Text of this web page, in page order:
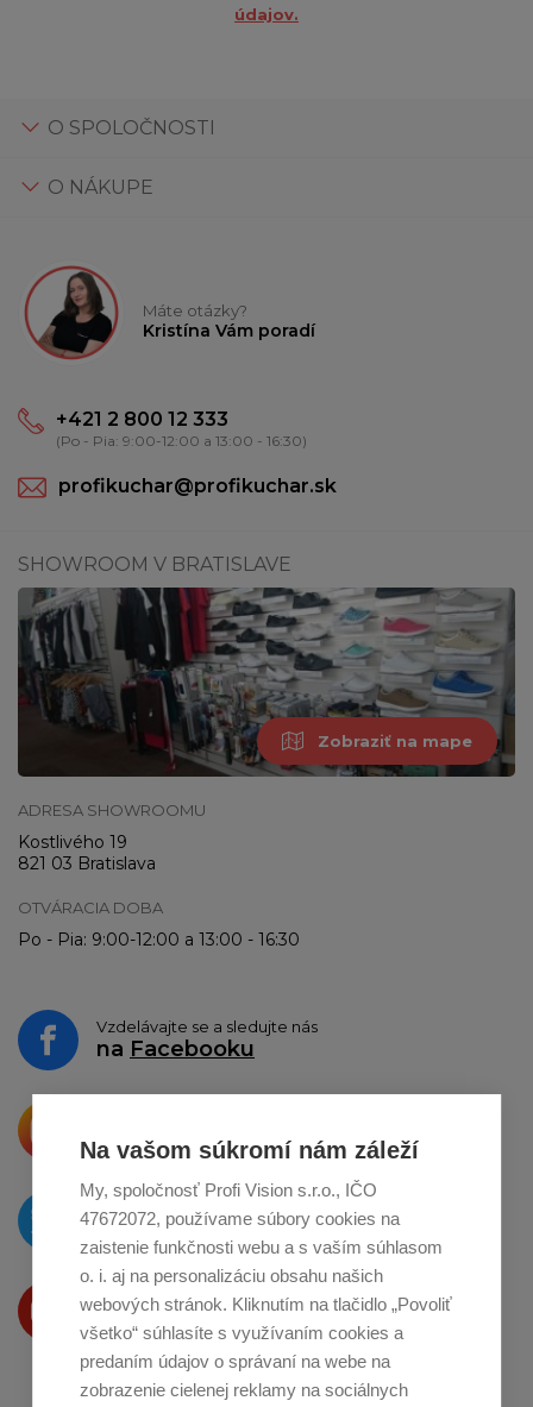
údajov.
O SPOLOČNOSTI
O NÁKUPE
Máte otázky?
Kristína Vám poradí
+421 2 800 12 333
(Po - Pia: 9:00-12:00 a 13:00 - 16:30)
profikuchar@profikuchar.sk
SHOWROOM V BRATISLAVE
Zobraziť na mape
ADRESA SHOWROOMU
Kostlivého 19
821 03 Bratislava
OTVÁRACIA DOBA
Po - Pia: 9:00-12:00 a 13:00 - 16:30
Vzdelávajte se a sledujte nás
na Facebooku
o zdieľanie naInstagrame
O novinkách píšeme
naTwitteri
Produkty Vám predstavujeme
na Youtube
Na vašom súkromí nám záleží
My, spoločnosť Profi Vision s.r.o., IČO
47672072, používame súbory cookies na
zaistenie funkčnosti webu a s vaším súhlasom
o. i. aj na personalizáciu obsahu našich
webových stránok. Kliknutím na tlačidlo „Povoliť
všetko“ súhlasíte s využívaním cookies a
predaním údajov o správaní na webe na
zobrazenie cielenej reklamy na sociálnych